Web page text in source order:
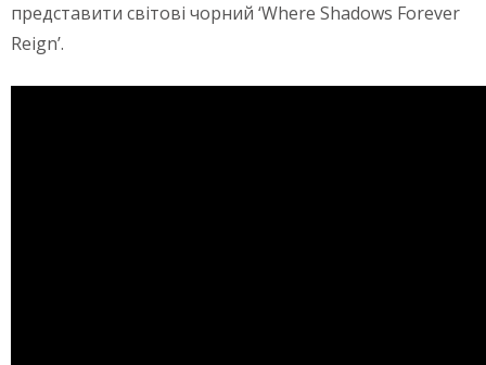
представити світові чорний ‘Where Shadows Forever
Reign’.